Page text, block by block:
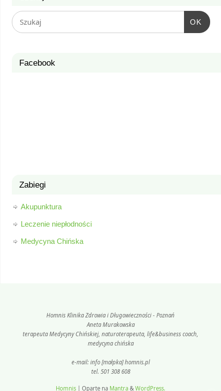
OK
Facebook
Zabiegi
Akupunktura
Leczenie niepłodności
Medycyna Chińska
Homnis Klinika Zdrowia i Długowieczności - Poznań
Aneta Murakowska
terapeuta Medycyny Chińskiej, naturoterapeuta, life&business coach,
medycyna chińska
e-mail: info [małpka] homnis.pl
tel. 501 308 608
Homnis | Oparte na Mantra & WordPress.